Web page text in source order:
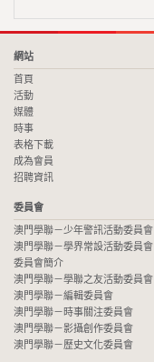
網站
首頁
活動
媒體
時事
表格下載
成為會員
招聘資訊
委員會
澳門學聯－少年警訊活動委員會
澳門學聯－學界常設活動委員會
委員會簡介
澳門學聯－學聯之友活動委員會
澳門學聯－編輯委員會
澳門學聯－時事關注委員會
澳門學聯－影攝創作委員會
澳門學聯－歷史文化委員會